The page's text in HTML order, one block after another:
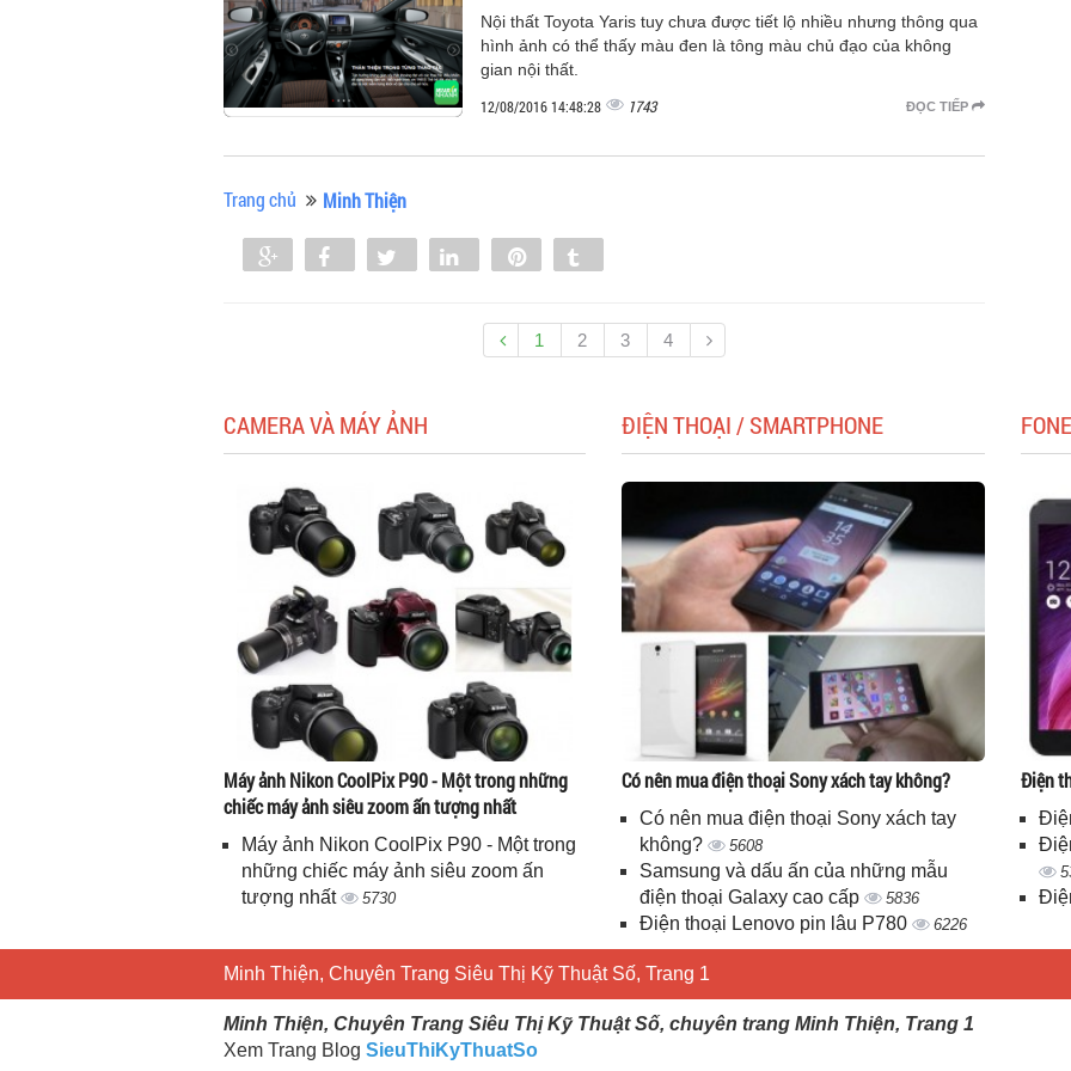
Nội thất Toyota Yaris tuy chưa được tiết lộ nhiều nhưng thông qua
hình ảnh có thể thấy màu đen là tông màu chủ đạo của không
gian nội thất.
ĐỌC TIẾP
12/08/2016 14:48:28 1743
Trang chủ Minh Thiện
Share Share Tweet Share
1 2 3 4
CAMERA VÀ MÁY ẢNH
Máy ảnh Nikon CoolPix P90 - Một trong những
chiếc máy ảnh siêu zoom ấn tượng nhất
Máy ảnh Nikon CoolPix P90 - Một trong
những chiếc máy ảnh siêu zoom ấn
tượng nhất
5730
ĐIỆN THOẠI / SMARTPHONE
Có nên mua điện thoại Sony xách tay không?
Có nên mua điện thoại Sony xách tay
không?
5608
Samsung và dấu ấn của những mẫu
điện thoại Galaxy cao cấp
5836
Điện thoại Lenovo pin lâu P780 6226
Điện
Minh Thiện, Chuyên Trang Siêu Thị Kỹ Thuật Số, Trang 1
Minh Thiện, Chuyên Trang Siêu Thị Kỹ Thuật Số, chuyên trang Minh Thiện, Trang 1
Xem Trang Blog SieuThiKyThuatSo